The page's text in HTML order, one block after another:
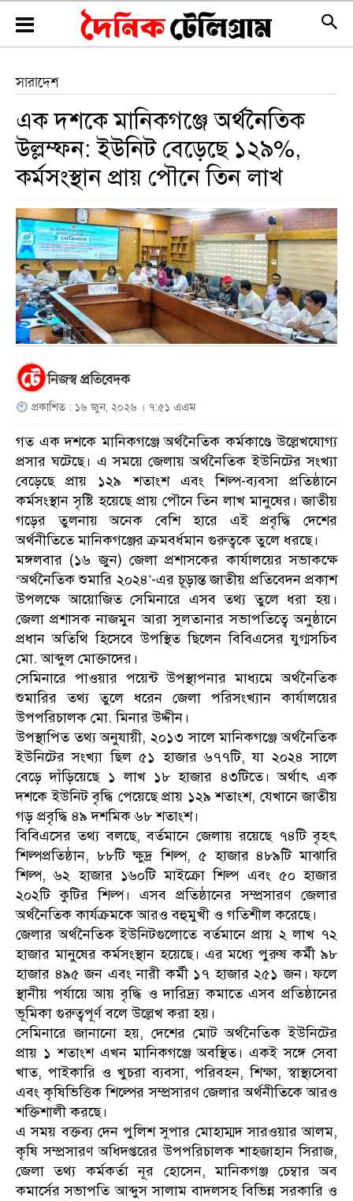
সারাদেশ
এক দশকে মানিকগঞ্জে অর্থনৈতিক
উল্লম্ফন: ইউনিট বেড়েছে ১২৯%,
কর্মসংস্থান প্রায় পৌনে তিন লাখ
নিজস্ব প্রতিবেদক
প্রকাশিত : ১৬ জুন, ২০২৬ । ৭:৫১ এএম
গত এক দশকে মানিকগঞ্জে অর্থনৈতিক কর্মকাণ্ডে উল্লেখযোগ্য
প্রসার ঘটেছে। এ সময়ে জেলায় অর্থনৈতিক ইউনিটের সংখ্যা
বেড়েছে প্রায় ১২৯ শতাংশ এবং শিল্প-ব্যবসা প্রতিষ্ঠানে
কর্মসংস্থান সৃষ্টি হয়েছে প্রায় পৌনে তিন লাখ মানুষের। জাতীয়
গড়ের তুলনায় অনেক বেশি হারে এই প্রবৃদ্ধি দেশের
অর্থনীতিতে মানিকগঞ্জের ক্রমবর্ধমান গুরুত্বকে তুলে ধরছে।
মঙ্গলবার (১৬ জুন) জেলা প্রশাসকের কার্যালয়ের সভাকক্ষে
‘অর্থনৈতিক শুমারি ২০২৪’-এর চূড়ান্ত জাতীয় প্রতিবেদন প্রকাশ
উপলক্ষে আয়োজিত সেমিনারে এসব তথ্য তুলে ধরা হয়।
জেলা প্রশাসক নাজমুন আরা সুলতানার সভাপতিত্বে অনুষ্ঠানে
প্রধান অতিথি হিসেবে উপস্থিত ছিলেন বিবিএসের যুগ্মসচিব
মো. আব্দুল মোক্তাদের।
সেমিনারে পাওয়ার পয়েন্ট উপস্থাপনার মাধ্যমে অর্থনৈতিক
শুমারির তথ্য তুলে ধরেন জেলা পরিসংখ্যান কার্যালয়ের
উপপরিচালক মো. মিনার উদ্দীন।
উপস্থাপিত তথ্য অনুযায়ী, ২০১৩ সালে মানিকগঞ্জে অর্থনৈতিক
ইউনিটের সংখ্যা ছিল ৫১ হাজার ৬৭৭টি, যা ২০২৪ সালে
বেড়ে দাঁড়িয়েছে ১ লাখ ১৮ হাজার ৪৩টিতে। অর্থাৎ এক
দশকে ইউনিট বৃদ্ধি পেয়েছে প্রায় ১২৯ শতাংশ, যেখানে জাতীয়
গড় প্রবৃদ্ধি ৪৯ দশমিক ৬৮ শতাংশ।
বিবিএসের তথ্য বলছে, বর্তমানে জেলায় রয়েছে ৭৪টি বৃহৎ
শিল্পপ্রতিষ্ঠান, ৮৮টি ক্ষুদ্র শিল্প, ৫ হাজার ৪৮৯টি মাঝারি
শিল্প, ৬২ হাজার ১৬০টি মাইক্রো শিল্প এবং ৫০ হাজার
২০২টি কুটির শিল্প। এসব প্রতিষ্ঠানের সম্প্রসারণ জেলার
অর্থনৈতিক কার্যক্রমকে আরও বহুমুখী ও গতিশীল করেছে।
জেলার অর্থনৈতিক ইউনিটগুলোতে বর্তমানে প্রায় ২ লাখ ৭২
হাজার মানুষের কর্মসংস্থান হয়েছে। এর মধ্যে পুরুষ কর্মী ৯৮
হাজার ৪৯৫ জন এবং নারী কর্মী ১৭ হাজার ২৫১ জন। ফলে
স্থানীয় পর্যায়ে আয় বৃদ্ধি ও দারিদ্র্য কমাতে এসব প্রতিষ্ঠানের
ভূমিকা গুরুত্বপূর্ণ বলে উল্লেখ করা হয়।
সেমিনারে জানানো হয়, দেশের মোট অর্থনৈতিক ইউনিটের
প্রায় ১ শতাংশ এখন মানিকগঞ্জে অবস্থিত। একই সঙ্গে সেবা
খাত, পাইকারি ও খুচরা ব্যবসা, পরিবহন, শিক্ষা, স্বাস্থ্যসেবা
এবং কৃষিভিত্তিক শিল্পের সম্প্রসারণ জেলার অর্থনীতিকে আরও
শক্তিশালী করছে।
এ সময় বক্তব্য দেন পুলিশ সুপার মোহাম্মদ সারওয়ার আলম,
কৃষি সম্প্রসারণ অধিদপ্তরের উপপরিচালক শাহজাহান সিরাজ,
জেলা তথ্য কর্মকর্তা নূর হোসেন, মানিকগঞ্জ চেম্বার অব
কমার্সের সভাপতি আব্দুস সালাম বাদলসহ বিভিন্ন সরকারি ও